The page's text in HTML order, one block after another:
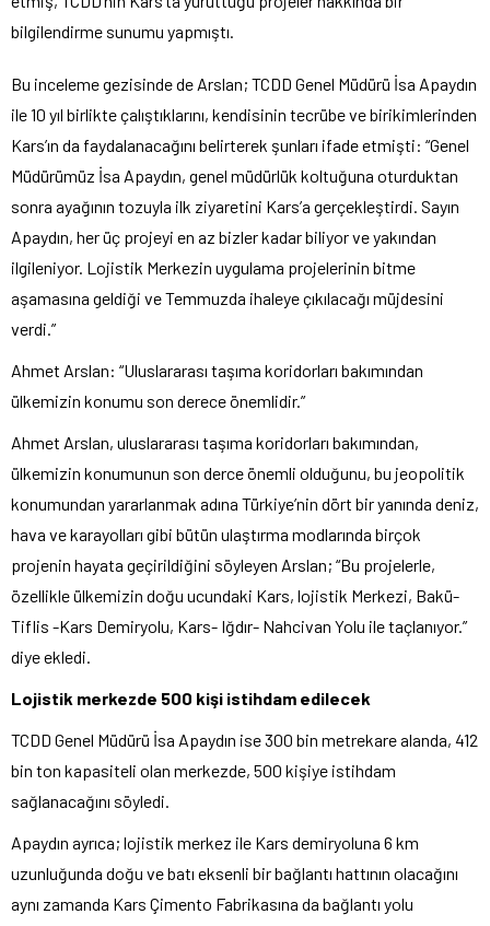
bilgilendirme sunumu yapmıştı.
Bu inceleme gezisinde de Arslan; TCDD Genel Müdürü İsa Apaydın
ile 10 yıl birlikte çalıştıklarını, kendisinin tecrübe ve birikimlerinden
Kars’ın da faydalanacağını belirterek şunları ifade etmişti: “Genel
Müdürümüz İsa Apaydın, genel müdürlük koltuğuna oturduktan
sonra ayağının tozuyla ilk ziyaretini Kars’a gerçekleştirdi. Sayın
Apaydın, her üç projeyi en az bizler kadar biliyor ve yakından
ilgileniyor. Lojistik Merkezin uygulama projelerinin bitme
aşamasına geldiği ve Temmuzda ihaleye çıkılacağı müjdesini
verdi.”
Ahmet Arslan: “Uluslararası taşıma koridorları bakımından
ülkemizin konumu son derece önemlidir.”
Ahmet Arslan, uluslararası taşıma koridorları bakımından,
ülkemizin konumunun son derce önemli olduğunu, bu jeopolitik
konumundan yararlanmak adına Türkiye’nin dört bir yanında deniz,
hava ve karayolları gibi bütün ulaştırma modlarında birçok
projenin hayata geçirildiğini söyleyen Arslan; “Bu projelerle,
özellikle ülkemizin doğu ucundaki Kars, lojistik Merkezi, Bakü-
Tiflis -Kars Demiryolu, Kars- Iğdır- Nahcivan Yolu ile taçlanıyor.”
diye ekledi.
Lojistik merkezde 500 kişi istihdam edilecek
TCDD Genel Müdürü İsa Apaydın ise 300 bin metrekare alanda, 412
bin ton kapasiteli olan merkezde, 500 kişiye istihdam
sağlanacağını söyledi.
Apaydın ayrıca; lojistik merkez ile Kars demiryoluna 6 km
uzunluğunda doğu ve batı eksenli bir bağlantı hattının olacağını
aynı zamanda Kars Çimento Fabrikasına da bağlantı yolu